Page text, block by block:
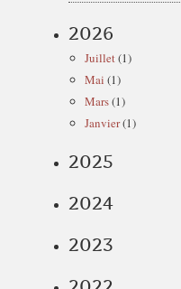
2026
Juillet(1)
Mai (1)
Mars(1)
Janvier(1)
2025
2024
2023